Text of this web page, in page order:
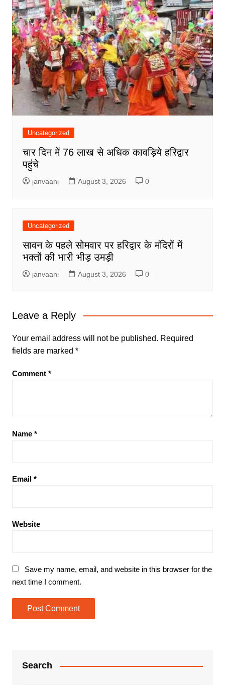
Uncategorized
चार दिन में 76 लाख से अधिक कावड़िये हरिद्वार
पहुंचे
janvaani August 3, 2026 0
Uncategorized
सावन के पहले सोमवार पर हरिद्वार के मंदिरों में
भक्तों की भारी भीड़ उमड़ी
janvaani August 3, 2026 0
Leave a Reply
Your email address will not be published. Required
fields are marked *
Comment *
Name *
Email *
Website
Save my name, email, and website in this browser for the
next time I comment.
Search